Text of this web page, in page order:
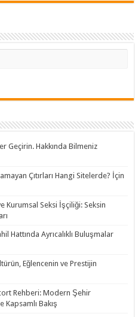
Geçirin. Hakkında Bilmeniz
Çıtırları Hangi Sitelerde? İçin
Kurumsal Seksi İşçiliği: Seksin
Hattında Ayrıcalıklı Buluşmalar
Eğlencenin ve Prestijin
Rehberi: Modern Şehir
Kapsamlı Bakış